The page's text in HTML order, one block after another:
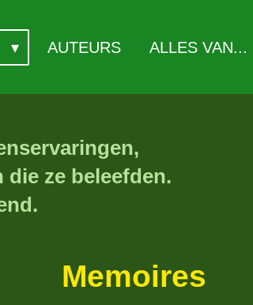
AUTEURS ALLES VAN...
ze beleefden.
Memoires